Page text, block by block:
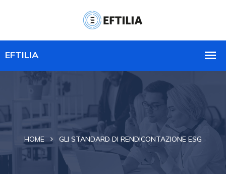
HOME GLI STANDARD DI RENDICONTAZIONE ESG